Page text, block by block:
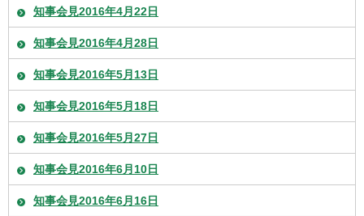
知事会見2016年4月22日
知事会見2016年4月28日
知事会見2016年5月13日
知事会見2016年5月18日
知事会見2016年5月27日
知事会見2016年6月10日
知事会見2016年6月16日